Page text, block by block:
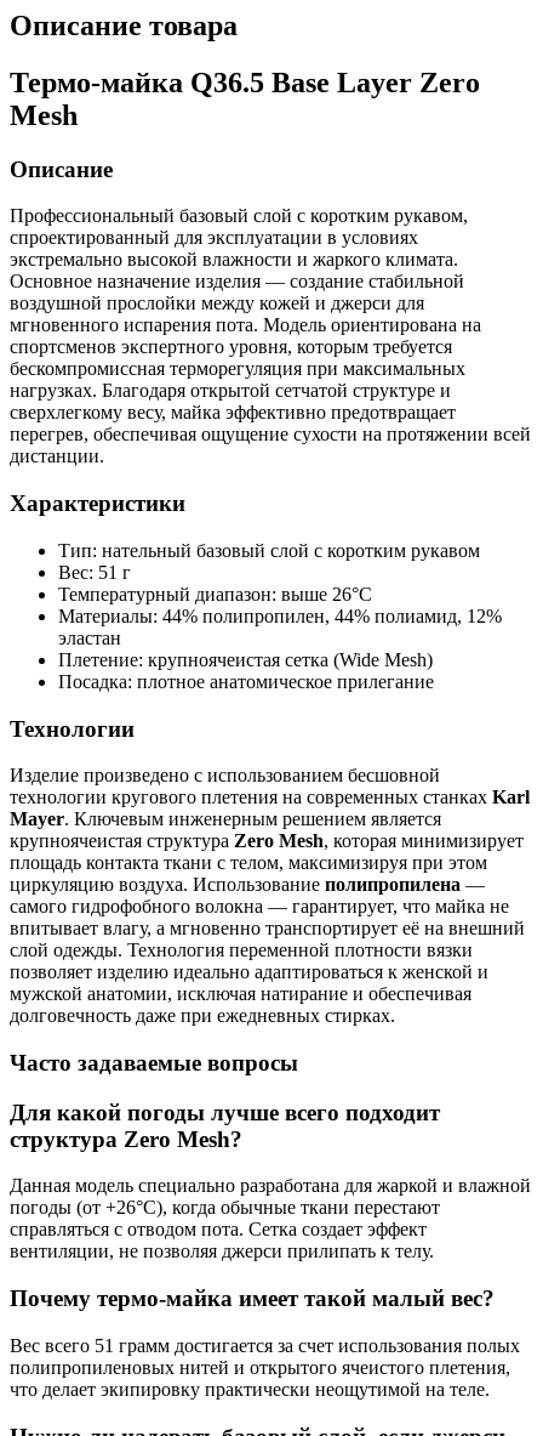
Описание товара
Термо-майка Q36.5 Base Layer Zero
Mesh
Описание
Профессиональный базовый слой с коротким рукавом,
спроектированный для эксплуатации в условиях
экстремально высокой влажности и жаркого климата.
Основное назначение изделия — создание стабильной
воздушной прослойки между кожей и джерси для
мгновенного испарения пота. Модель ориентирована на
спортсменов экспертного уровня, которым требуется
бескомпромиссная терморегуляция при максимальных
нагрузках. Благодаря открытой сетчатой структуре и
сверхлегкому весу, майка эффективно предотвращает
перегрев, обеспечивая ощущение сухости на протяжении всей
дистанции.
Характеристики
Тип: нательный базовый слой с коротким рукавом
Вес: 51 г
Температурный диапазон: выше 26°C
Материалы: 44% полипропилен, 44% полиамид, 12%
эластан
Плетение: крупноячеистая сетка (Wide Mesh)
Посадка: плотное анатомическое прилегание
Технологии
Изделие произведено с использованием бесшовной
технологии кругового плетения на современных станках Karl
Mayer. Ключевым инженерным решением является
крупноячеистая структура Zero Mesh, которая минимизирует
площадь контакта ткани с телом, максимизируя при этом
циркуляцию воздуха. Использование полипропилена —
самого гидрофобного волокна — гарантирует, что майка не
впитывает влагу, а мгновенно транспортирует её на внешний
слой одежды. Технология переменной плотности вязки
позволяет изделию идеально адаптироваться к женской и
мужской анатомии, исключая натирание и обеспечивая
долговечность даже при ежедневных стирках.
Часто задаваемые вопросы
Для какой погоды лучше всего подходит
структура Zero Mesh?
Данная модель специально разработана для жаркой и влажной
погоды (от +26°C), когда обычные ткани перестают
справляться с отводом пота. Сетка создает эффект
вентиляции, не позволяя джерси прилипать к телу.
Почему термо-майка имеет такой малый вес?
Вес всего 51 грамм достигается за счет использования полых
полипропиленовых нитей и открытого ячеистого плетения,
что делает экипировку практически неощутимой на теле.